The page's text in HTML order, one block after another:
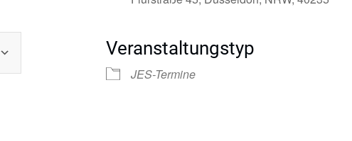
Veranstaltungstyp
JES-Termine